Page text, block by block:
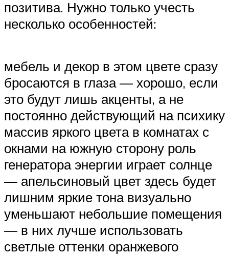
позитива. Нужно только учесть
несколько особенностей:
мебель и декор в этом цвете сразу
бросаются в глаза — хорошо, если
это будут лишь акценты, а не
постоянно действующий на психику
массив яркого цвета в комнатах с
окнами на южную сторону роль
генератора энергии играет солнце
— апельсиновый цвет здесь будет
лишним яркие тона визуально
уменьшают небольшие помещения
— в них лучше использовать
светлые оттенки оранжевого